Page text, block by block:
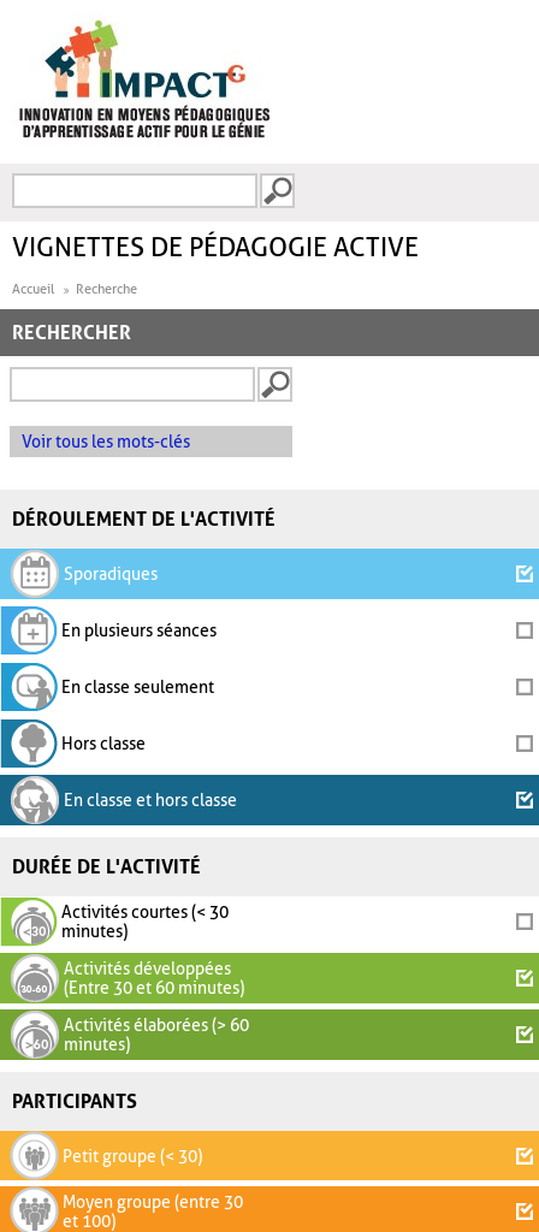
FORMULAIRE DE
VIGNETTES DE PÉDAGOGIE ACTIVE
Accueil Recherche
RECHERCHER
Voir tous les mots-clés
DÉROULEMENT DE L'ACTIVITÉ
Sporadiques
En plusieurs séances
En classe seulement
Hors classe
En classe et hors classe
DURÉE DE L'ACTIVITÉ
Activités courtes (< 30
minutes)
Activités développées
(Entre 30 et 60 minutes)
Activités élaborées (> 60
minutes)
PARTICIPANTS
Petit groupe (< 30)
Moyen groupe (entre 30
et 100)